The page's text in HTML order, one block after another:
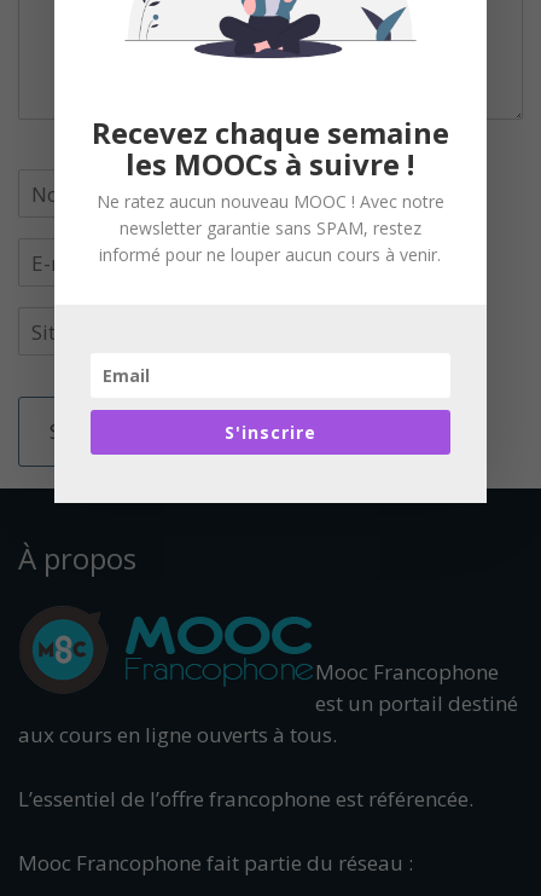
À propos
Mooc Francophone
est un portail destiné
aux cours en ligne ouverts à tous.
L’essentiel de l’offre francophone est référencée.
Mooc Francophone fait partie du réseau :
Recevez chaque semaine
les MOOCs à suivre !
Ne ratez aucun nouveau MOOC ! Avec notre
newsletter garantie sans SPAM, restez
informé pour ne louper aucun cours à venir.
S'inscrire